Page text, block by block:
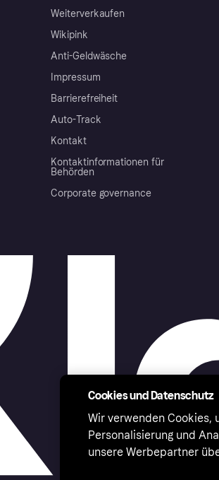
Weiterverkaufen
Wikipink
Anti-Geldwäsche
Impressum
Barrierefreiheit
Auto-Track
Kontakt
Kontaktinformationen für
Behörden
Corporate governance
Cookies und Datenschutz
Wir verwenden Cookies,
Personalisierung und
unsere Werbepartner